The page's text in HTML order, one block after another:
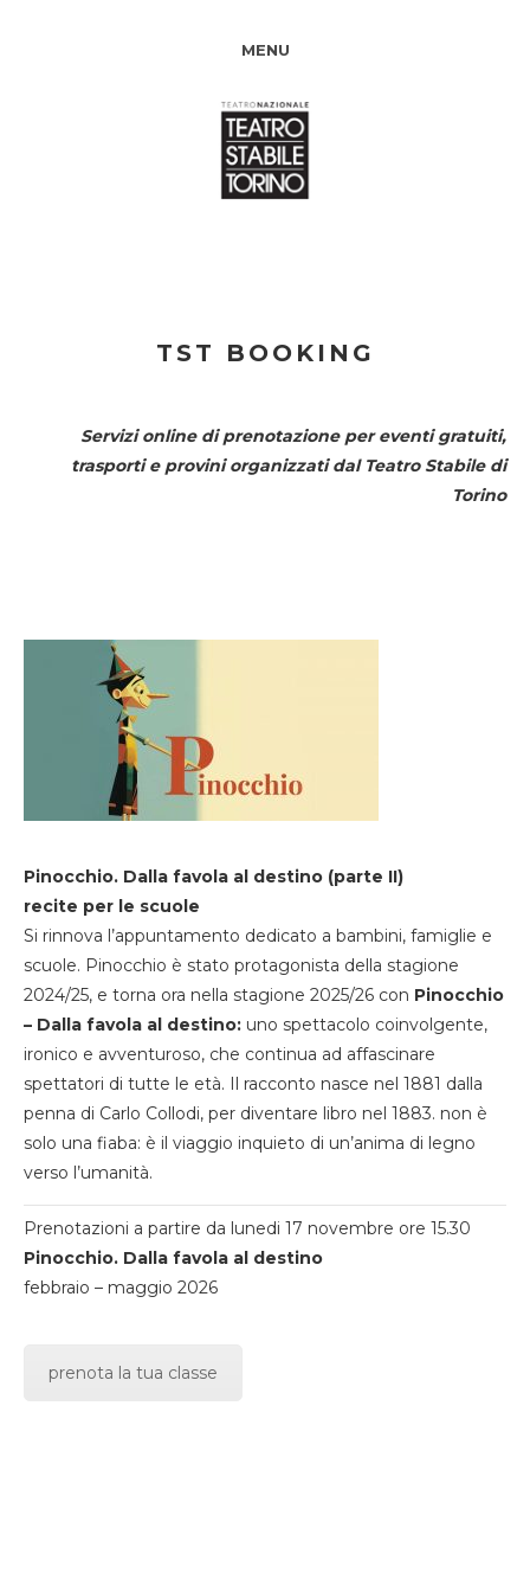
MENU
TST BOOKING
Servizi online di prenotazione per eventi gratuiti,
trasporti e provini organizzati dal Teatro Stabile di
Torino
Pinocchio. Dalla favola al destino (parte II)
recite per le scuole
Si rinnova l’appuntamento dedicato a bambini, famiglie e
scuole. Pinocchio è stato protagonista della stagione
2024/25, e torna ora nella stagione 2025/26 con Pinocchio
– Dalla favola al destino: uno spettacolo coinvolgente,
ironico e avventuroso, che continua ad affascinare
spettatori di tutte le età. Il racconto nasce nel 1881 dalla
penna di Carlo Collodi, per diventare libro nel 1883. non è
solo una fiaba: è il viaggio inquieto di un’anima di legno
verso l’umanità.
Prenotazioni a partire da lunedi 17 novembre ore 15.30
Pinocchio. Dalla favola al destino
febbraio – maggio 2026
prenota la tua classe